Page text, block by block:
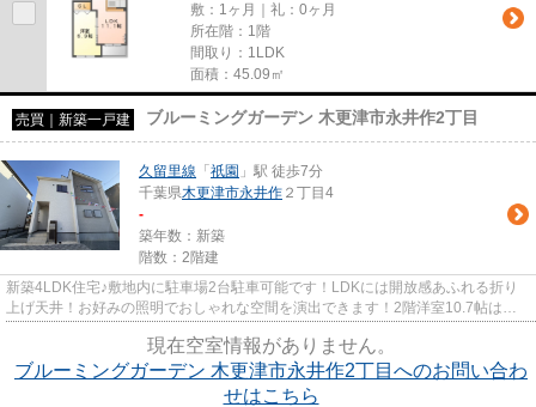
敷：1ヶ月｜礼：0ヶ月
所在階：1階
間取り：1LDK
面積：45.09㎡
売買｜新築一戸建 ブルーミングガーデン 木更津市永井作2丁目
久留里線 「 祇園 」駅 徒歩7分
千葉県木更津市永井作 ２丁目4
-
築年数：新築
階数：2階建
新築4LDK住宅♪敷地内に駐車場2台駐車可能です！LDKには開放感あふれる折り
上げ天井！お好みの照明でおしゃれな空間を演出できます！2階洋室10.7帖は、
現在空室情報がありません。
ブルーミングガーデン 木更津市永井作2丁目へのお問い合わ
せはこちら